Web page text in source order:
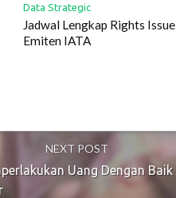
Data Strategic
Jadwal Lengkap Rights Issue
Emiten IATA
NEXT POST
Uang Dengan Baik